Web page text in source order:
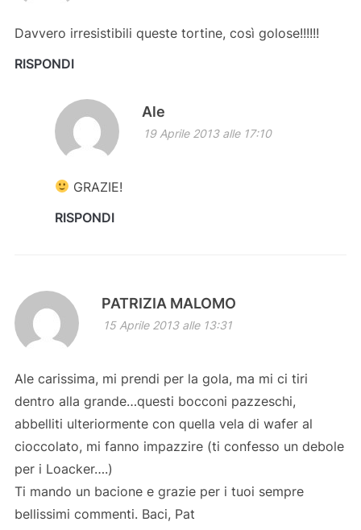
Davvero irresistibili queste tortine, così golose!!!!!!
RISPONDI
Ale
19 Aprile 2013 alle 17:10
GRAZIE!
RISPONDI
PATRIZIA MALOMO
15 Aprile 2013 alle 13:31
Ale carissima, mi prendi per la gola, ma mi ci tiri
dentro alla grande…questi bocconi pazzeschi,
abbelliti ulteriormente con quella vela di wafer al
cioccolato, mi fanno impazzire (ti confesso un debole
per i Loacker….)
Ti mando un bacione e grazie per i tuoi sempre
bellissimi commenti. Baci, Pat